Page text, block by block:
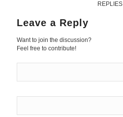
REPLIES
Leave a Reply
Want to join the discussion?
Feel free to contribute!